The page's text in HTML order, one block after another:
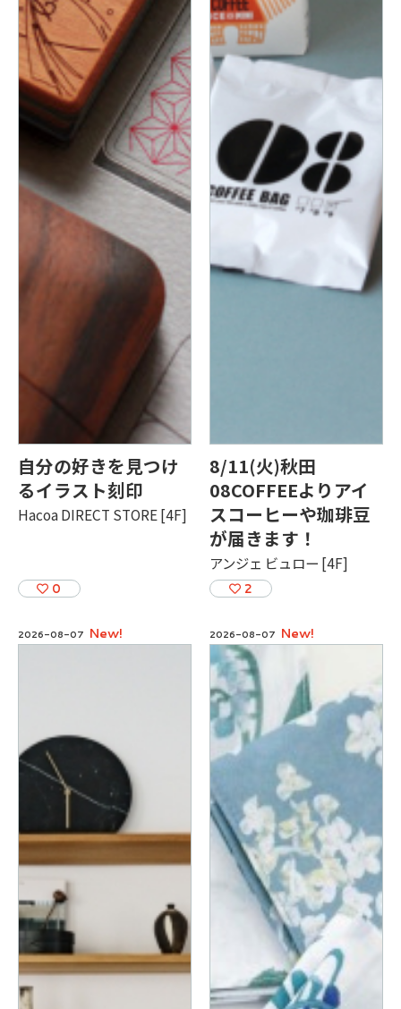
自分の好きを見つけ
るイラスト刻印
Hacoa DIRECT STORE [4F]
0
8/11(火)秋田
08COFFEEよりアイ
スコーヒーや珈琲豆
が届きます！
アンジェ ビュロー [4F]
2
2026-08-07 New! 2026-08-07 New!